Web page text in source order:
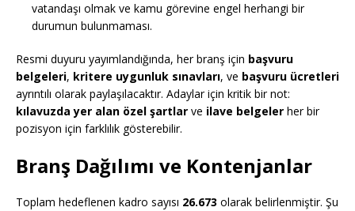
vatandaşı olmak ve kamu görevine engel herhangi bir
durumun bulunmaması.
Resmi duyuru yayımlandığında, her branş için başvuru
belgeleri, kritere uygunluk sınavları, ve başvuru ücretleri
ayrıntılı olarak paylaşılacaktır. Adaylar için kritik bir not:
kılavuzda yer alan özel şartlar ve ilave belgeler her bir
pozisyon için farklılık gösterebilir.
Branş Dağılımı ve Kontenjanlar
Toplam hedeflenen kadro sayısı 26.673 olarak belirlenmiştir. Şu